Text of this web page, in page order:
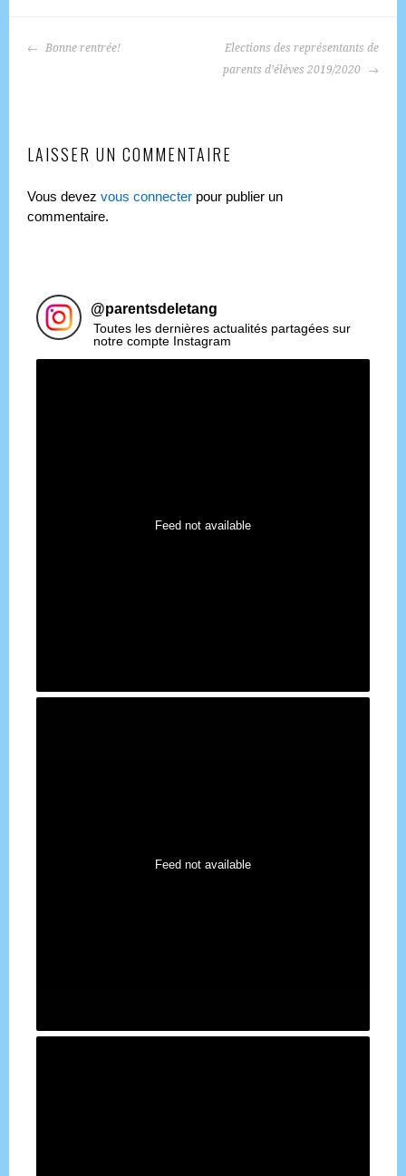
NAVIGATION
Bonne rentrée!
Elections des représentants de
parents d’élèves 2019/2020
LAISSER UN COMMENTAIRE
Vous devezvous connecter pour publier un
commentaire.
@parentsdeletang
Toutes les dernières actualités partagées sur
notre compte Instagram
Feed not available
Feed not available